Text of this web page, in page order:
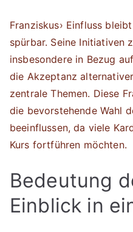
Franziskus› Einfluss
spürbar. Seine Initiativen
insbesondere in Bezug
die Akzeptanz
zentrale Themen. Diese
die bevorstehende Wahl
beeinflussen, da viele
Kurs fortführen möchten.
Bedeutung
Einblick in